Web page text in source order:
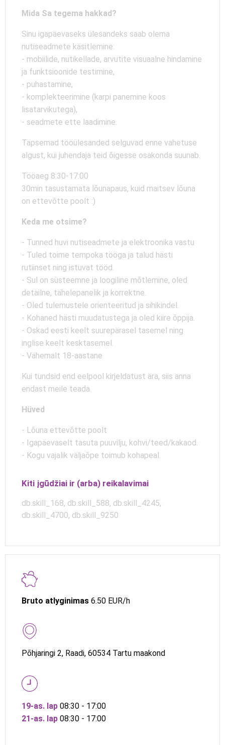
Bruto atlyginimas 6.50 EUR/h
Põhjaringi 2, Raadi, 60534 Tartu maakond
19-as. lap 08:30 - 17:00
21-as. lap 08:30 - 17:00
Mida Sa tegema hakkad?
Sinu igapäevaseks ülesandeks saab olema
nutiseadmete käsitlemine:
- mobiilide, nutikellade, arvutite visuaalne hindamine
ja funktsioonide testimine,
- puhastamine,
- komplekteerimine (karpi panemine koos
lisatarvikutega),
- seadmete ette laadimine.
Täpsemad tööülesanded selguvad enne vahetuse
algust, kui juhendaja teid õigesse osakonda suunab.
Tööaeg 8:30-17:00
30min tasustamata lõunapaus, kuid maitsev lõuna
on ettevõtte poolt :)
Keda me otsime?
- Tunned huvi nutiseadmete ja elektroonika vastu
- Tuled toime tempoka tööga ja talud hästi
rutiinset ning istuvat tööd.
- Sul on süsteemne ja loogiline mõtlemine, oled
detailne, tähelepanelik ja korrektne.
- Oled tulemustele orienteeritud ja sihikindel.
- Kohaned hästi muudatustega ja oled kiire õppija.
- Oskad eesti keelt suurepärasel tasemel ning
inglise keelt kesktasemel.
- Vähemalt 18-aastane
Kui tundsid end eelpool kirjeldatust ära, siis anna
endast meile teada.
Hüved
- Lõuna ettevõtte poolt
- Igapäevaselt tasuta puuvilju, kohvi/teed/kakaod.
- Kogu vajalik väljaõpe toimub kohapeal.
Kiti įgūdžiai ir (arba) reikalavimai
db.skill_168, db.skill_588, db.skill_4245,
db.skill_4700, db.skill_9250